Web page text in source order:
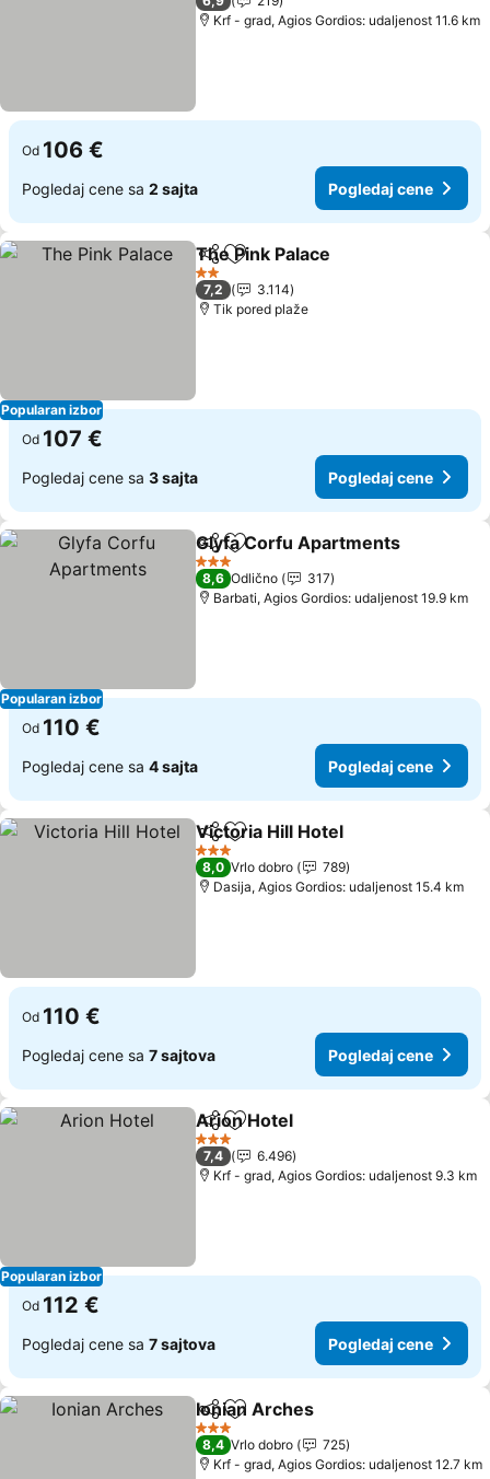
Krf - grad, Agios Gordios: udaljenost 11.6 km
Od 106 €
Pogledaj cene sa 2 sajta Pogledaj cene
Popularan izbor
Deli Dodati u favorite
The Pink Palace
2 Zvezdice
7,2
3.114
Tik pored plaže
Od 107 €
Pogledaj cene sa 3 sajta Pogledaj cene
Popularan izbor
Deli Dodati u favorite
Glyfa Corfu Apartments
3 Zvezdice
8,6 Odlično
317
Barbati, Agios Gordios: udaljenost 19.9 km
Od 110 €
Pogledaj cene sa 4 sajta Pogledaj cene
Deli Dodati u favorite
Victoria Hill Hotel
3 Zvezdice
8,0 Vrlo dobro
789
Dasija, Agios Gordios: udaljenost 15.4 km
Od 110 €
Pogledaj cene sa 7 sajtova Pogledaj cene
Popularan izbor
Deli Dodati u favorite
Arion Hotel
3 Zvezdice
7,4
6.496
Krf - grad, Agios Gordios: udaljenost 9.3 km
Od 112 €
Pogledaj cene sa 7 sajtova Pogledaj cene
Deli Dodati u favorite
Ionian Arches
3 Zvezdice
8,4 Vrlo dobro
725
Krf - grad, Agios Gordios: udaljenost 12.7 km